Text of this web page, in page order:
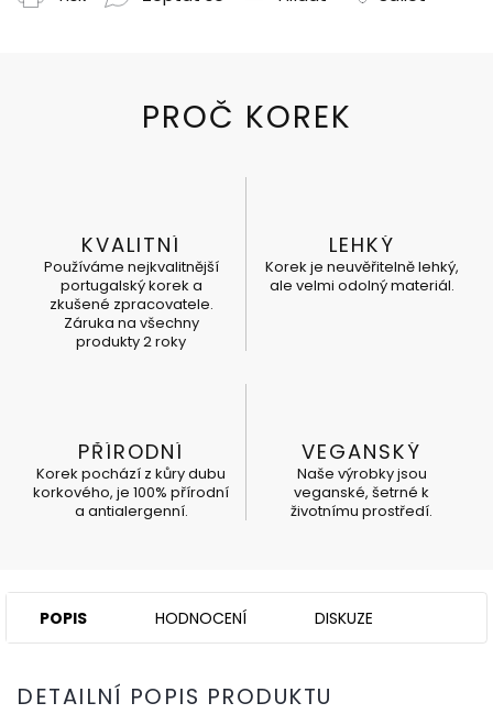
KVALITNÍ
Používáme nejkvalitnější
portugalský korek a
zkušené zpracovatele.
Záruka na všechny
produkty 2 roky
LEHKÝ
Korek je neuvěřitelně lehký,
ale velmi odolný materiál.
PŘÍRODNÍ
Korek pochází z kůry dubu
korkového, je 100% přírodní
a antialergenní.
VEGANSKÝ
Naše výrobky jsou
veganské, šetrné k
životnímu prostředí.
POPIS HODNOCENÍ DISKUZE
DETAILNÍ POPIS PRODUKTU